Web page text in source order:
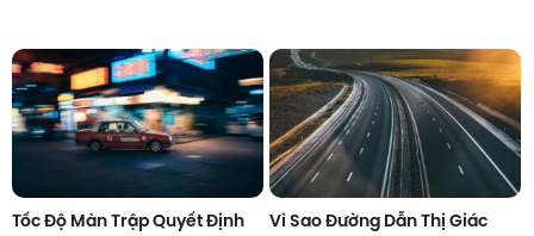
Tốc Độ Màn Trập Quyết Định
Vì Sao Đường Dẫn Thị Giác